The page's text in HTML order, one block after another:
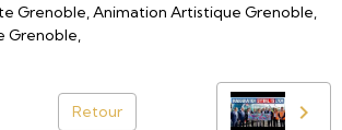
Grenoble, Animation Artistique Grenoble,
Grenoble,
Retour